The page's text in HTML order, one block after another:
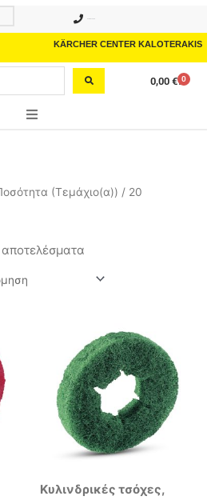
KÄRCHER CENTER KALOTERAKIS
0,00 € 0
Cart
(Τεμάχιο(α)) / 20
Κυλινδρικές τσόχες,